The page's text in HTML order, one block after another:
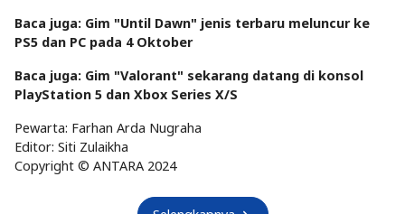
Baca juga: Gim "Until Dawn" jenis terbaru meluncur ke
PS5 dan PC pada 4 Oktober
Baca juga: Gim "Valorant" sekarang datang di konsol
PlayStation 5 dan Xbox Series X/S
Pewarta: Farhan Arda Nugraha
Editor: Siti Zulaikha
Copyright © ANTARA 2024